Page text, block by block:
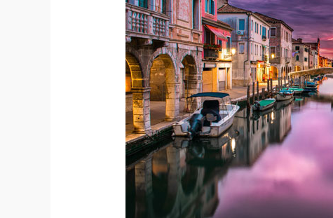
while
traveling